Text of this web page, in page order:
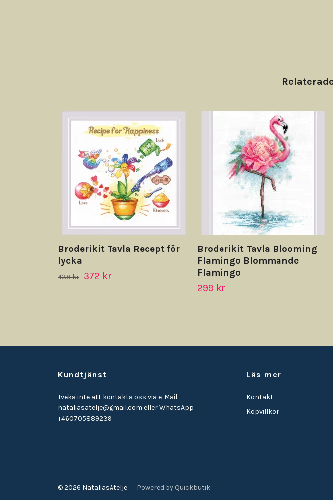
Broderikit Tavla Recept för
lycka
438 kr 372 kr
Broderikit Tavla Blooming
Flamingo Blommande
Flamingo
299 kr
Kundtjänst
Tveka inte att kontakta oss via e-Mail
nataliasatelje@gmail.com eller WhatsApp
+460705889239
Läs mer
Kontakt
Köpvillkor
© 2026 NataliasAtelje Powered by Quickbutik